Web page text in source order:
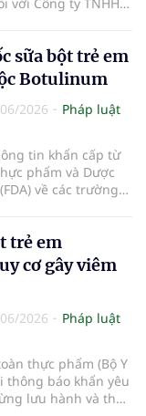
chữa bệnh khi chưa
phép hoạt động
pháp luật.
sữa bột trẻ em
Botulinum
2026
Pháp luật
tin khẩn cấp từ
phẩm và Dược
về các trường
(Bộ Y tế) đã liên
công văn hỏa
thu hồi triệt để
Nara Organics
Nam nhằm bảo
khỏe người tiêu
trẻ em
cơ gây viêm
2026
Pháp luật
thực phẩm (Bộ Y
thông báo khẩn yêu
lưu hành và thu